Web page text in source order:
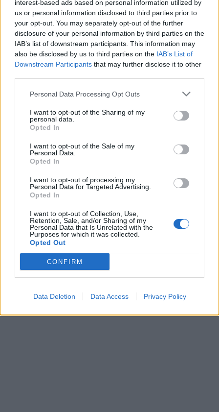
interest-based ads based on personal information utilized by
us or personal information disclosed to third parties prior to
your opt-out. You may separately opt-out of the further
disclosure of your personal information by third parties on the
IAB’s list of downstream participants. This information may
also be disclosed by us to third parties on the IAB’s List of
Downstream Participants that may further disclose it to other
Personal Data Processing Opt Outs
I want to opt-out of the Sharing of my
personal data.
Opted In
I want to opt-out of the Sale of my
Personal Data.
Opted In
I want to opt-out of processing my
Personal Data for Targeted Advertising.
Opted In
I want to opt-out of Collection, Use,
Retention, Sale, and/or Sharing of my
Personal Data that Is Unrelated with the
Purposes for which it was collected.
Opted Out
CONFIRM
Data Deletion Data Access Privacy Policy